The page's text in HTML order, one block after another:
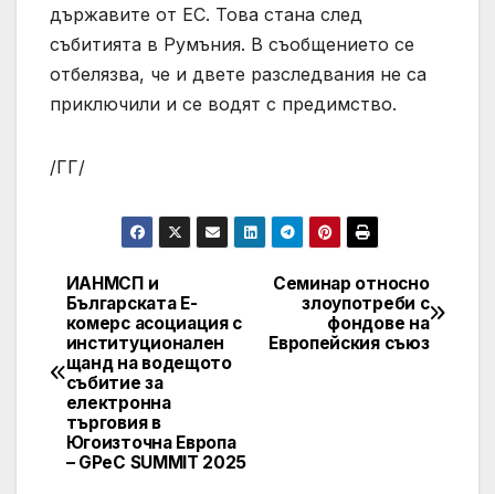
държавите от ЕС. Това стана след
събитията в Румъния. В съобщението се
отбелязва, че и двете разследвания не са
приключили и се водят с предимство.
/ГГ/
Post
navigation
Семинар относно
злоупотреби с
фондове на
Европейския съюз
ИАНМСП и
Българската Е-
комерс асоциация с
институционален
щанд на водещото
събитие за
електронна
търговия в
Югоизточна Европа
– GPeC SUMMIT 2025